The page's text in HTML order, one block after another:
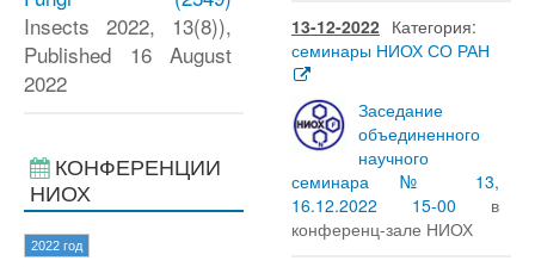
Insects 2022, 13(8)),
Published 16 August
2022
КОНФЕРЕНЦИИ
НИОХ
2022 год
13-12-2022 Категория:
семинары НИОХ СО РАН
Заседание
объединенного
научного
семинара № 13,
16.12.2022 15-00 в
конференц-зале НИОХ